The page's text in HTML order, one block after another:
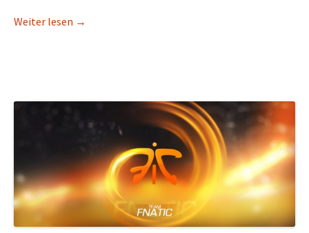
Weiter lesen Week 7 der LCS: Ein neues Top Tier-Team in
→